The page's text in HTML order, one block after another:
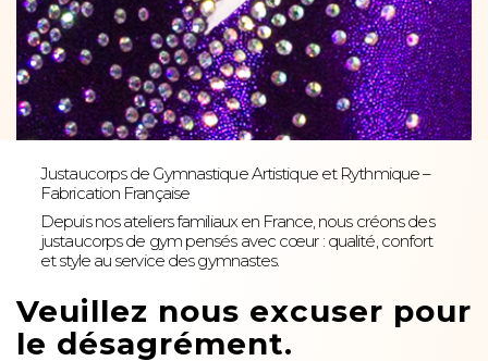
Justaucorps de Gymnastique Artistique et Rythmique –
Fabrication Française
Depuis nos ateliers familiaux en France, nous créons des
justaucorps de gym pensés avec cœur : qualité, confort
et style au service des gymnastes.
Veuillez nous excuser pour
le désagrément.